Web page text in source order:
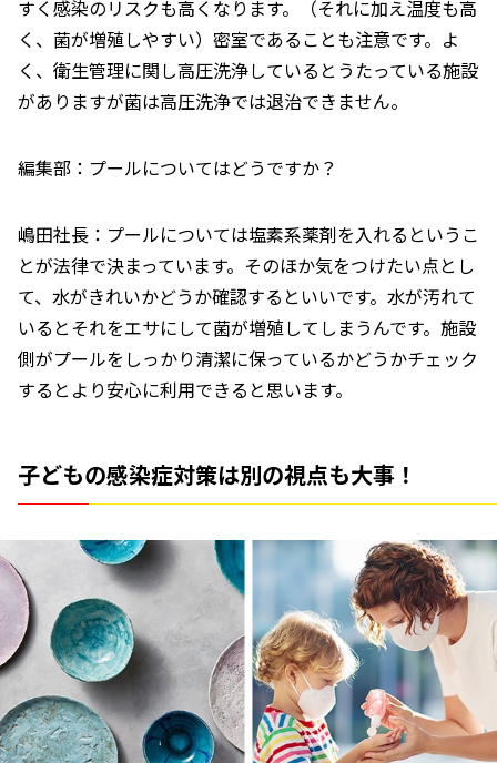
すく感染のリスクも高くなります。（それに加え温度も高
く、菌が増殖しやすい）密室であることも注意です。よ
く、衛生管理に関し高圧洗浄しているとうたっている施設
がありますが菌は高圧洗浄では退治できません。
編集部：プールについてはどうですか？
嶋田社長：プールについては塩素系薬剤を入れるというこ
とが法律で決まっています。そのほか気をつけたい点とし
て、水がきれいかどうか確認するといいです。水が汚れて
いるとそれをエサにして菌が増殖してしまうんです。施設
側がプールをしっかり清潔に保っているかどうかチェック
するとより安心に利用できると思います。
子どもの感染症対策は別の視点も大事！